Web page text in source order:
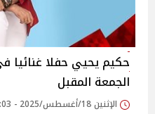
حكيم يحيي حفلا غنائيا
الجمعة المقبل
الإثنين 18/أغسطس/2025 - 03:03 م